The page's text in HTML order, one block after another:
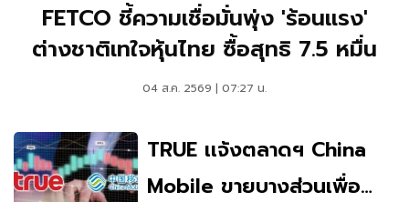
FETCO ชี้ความเชื่อมั่นพุ่ง 'ร้อนแรง'
ต่างชาติเทใจหุ้นไทย ซื้อสุทธิ 7.5 หมื่น
04 ส.ค. 2569 | 07:27 น.
TRUE เเจ้งตลาดฯ China
Mobile ขายบางส่วนเพื่อ